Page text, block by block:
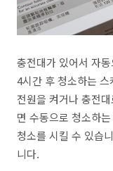
충전대가 있어서 자
4시간 후 청소하는
전원을 켜거나 충전
면 수동으로 청소하
청소를 시킬 수 있습
니다.